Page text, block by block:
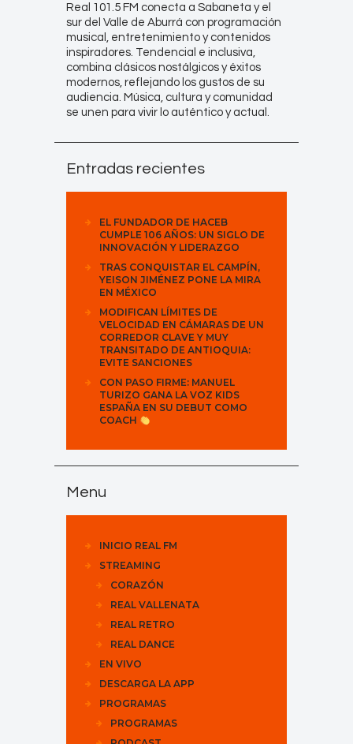
Real 101.5 FM conecta a Sabaneta y el
sur del Valle de Aburrá con programación
musical, entretenimiento y contenidos
inspiradores. Tendencial e inclusiva,
combina clásicos nostálgicos y éxitos
modernos, reflejando los gustos de su
audiencia. Música, cultura y comunidad
se unen para vivir lo auténtico y actual.
Entradas recientes
EL FUNDADOR DE HACEB
CUMPLE 106 AÑOS: UN SIGLO DE
INNOVACIÓN Y LIDERAZGO
TRAS CONQUISTAR EL CAMPÍN,
YEISON JIMÉNEZ PONE LA MIRA
EN MÉXICO
MODIFICAN LÍMITES DE
VELOCIDAD EN CÁMARAS DE UN
CORREDOR CLAVE Y MUY
TRANSITADO DE ANTIOQUIA:
EVITE SANCIONES
CON PASO FIRME: MANUEL
TURIZO GANA LA VOZ KIDS
ESPAÑA EN SU DEBUT COMO
COACH
Menu
INICIO REAL FM
STREAMING
CORAZÓN
REAL VALLENATA
REAL RETRO
REAL DANCE
EN VIVO
DESCARGA LA APP
PROGRAMAS
PROGRAMAS